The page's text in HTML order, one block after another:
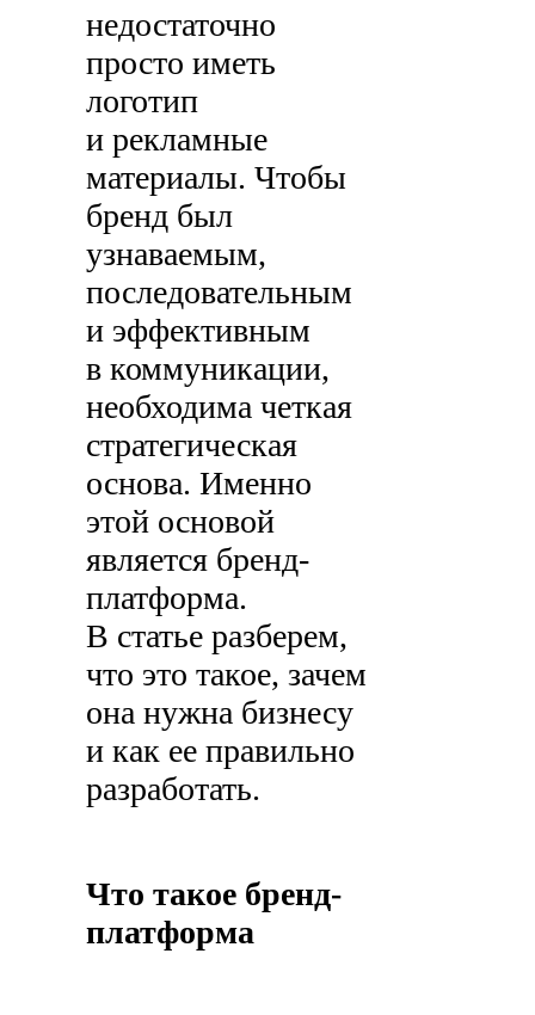
недостаточно
просто иметь
логотип
и рекламные
материалы. Чтобы
бренд был
узнаваемым,
последовательным
и эффективным
в коммуникации,
необходима четкая
стратегическая
основа. Именно
этой основой
является бренд-
платформа.
В статье разберем,
что это такое, зачем
она нужна бизнесу
и как ее правильно
разработать.
Что такое бренд-
платформа